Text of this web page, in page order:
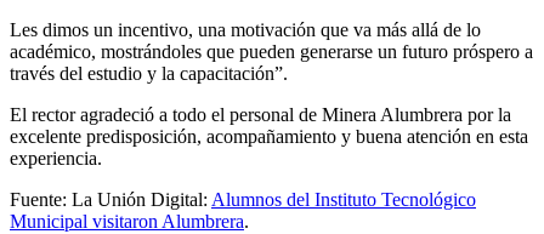
Les dimos un incentivo, una motivación que va más allá de lo
académico, mostrándoles que pueden generarse un futuro próspero a
través del estudio y la capacitación”.
El rector agradeció a todo el personal de Minera Alumbrera por la
excelente predisposición, acompañamiento y buena atención en esta
experiencia.
Fuente: La Unión Digital: Alumnos del Instituto Tecnológico
Municipal visitaron Alumbrera.